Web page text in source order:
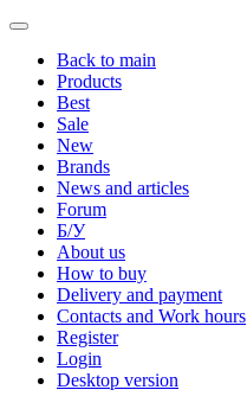
Back to main
Products
Best
Sale
New
Brands
News and articles
Forum
Б/У
About us
How to buy
Delivery and payment
Contacts and Work hours
Register
Login
Desktop version